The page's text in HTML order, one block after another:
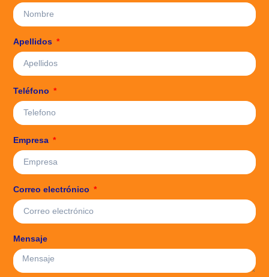
Apellidos
Teléfono
Empresa
Correo electrónico
Mensaje